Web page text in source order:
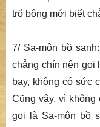
trổ bông mới biết
7/ Sa-môn bồ
chẳng chín nên gọi
bay, không có sức
Cũng vậy, vì
gọi là Sa-môn bồ